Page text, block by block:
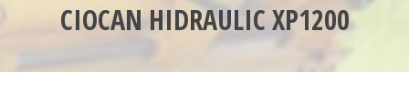
CIOCAN HIDRAULIC XP1200